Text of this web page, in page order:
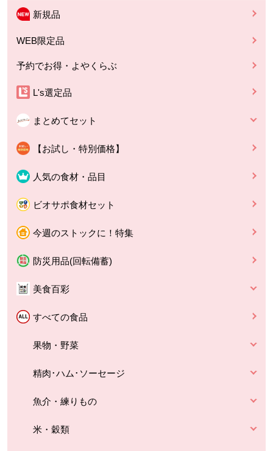
新規品
WEB限定品
予約でお得・よやくらぶ
L's選定品
まとめてセット
【お試し・特別価格】
人気の食材・品目
ビオサポ食材セット
今週のストックに！特集
防災用品(回転備蓄)
美食百彩
すべての食品
果物・野菜
精肉･ハム･ソーセージ
魚介・練りもの
米・穀類